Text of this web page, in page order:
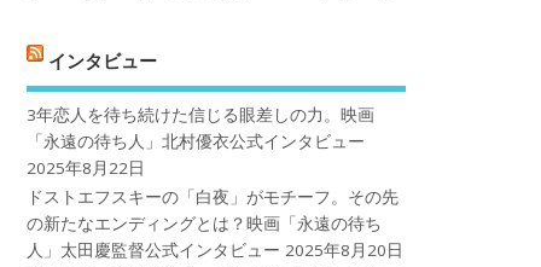
インタビュー
3年恋人を待ち続けた信じる眼差しの力。映画
「永遠の待ち人」北村優衣公式インタビュー
2025年8月22日
ドストエフスキーの「白夜」がモチーフ。その先
の新たなエンディングとは？映画「永遠の待ち
人」太田慶監督公式インタビュー 2025年8月20日